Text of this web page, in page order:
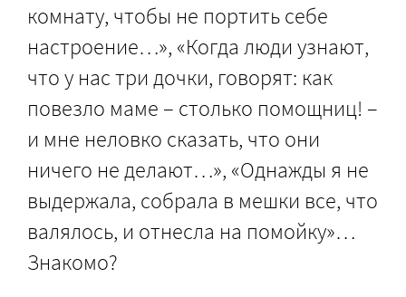
комнату, чтобы не портить себе
настроение…», «Когда люди узнают,
что у нас три дочки, говорят: как
повезло маме – столько помощниц! –
и мне неловко сказать, что они
ничего не делают…», «Однажды я не
выдержала, собрала в мешки все, что
валялось, и отнесла на помойку»…
Знакомо?